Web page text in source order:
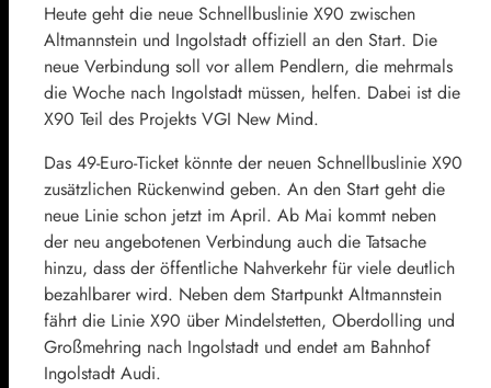
Heute geht die neue Schnellbuslinie X90 zwischen
Altmannstein und Ingolstadt offiziell an den Start. Die
neue Verbindung soll vor allem Pendlern, die mehrmals
die Woche nach Ingolstadt müssen, helfen. Dabei ist die
X90 Teil des Projekts VGI New Mind.
Das 49-Euro-Ticket könnte der neuen Schnellbuslinie X90
zusätzlichen Rückenwind geben. An den Start geht die
neue Linie schon jetzt im April. Ab Mai kommt neben
der neu angebotenen Verbindung auch die Tatsache
hinzu, dass der öffentliche Nahverkehr für viele deutlich
bezahlbarer wird. Neben dem Startpunkt Altmannstein
fährt die Linie X90 über Mindelstetten, Oberdolling und
Großmehring nach Ingolstadt und endet am Bahnhof
Ingolstadt Audi.